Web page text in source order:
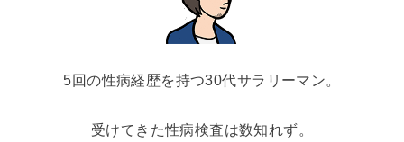
5回の性病経歴を持つ30代サラリーマン。
受けてきた性病検査は数知れず。